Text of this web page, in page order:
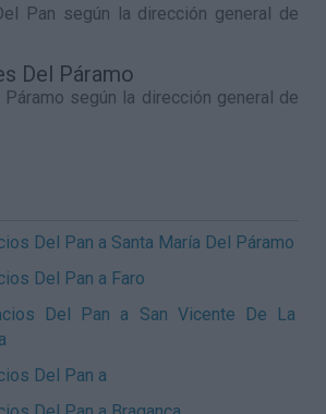
Pan según la dirección general de
Del Páramo
según la dirección general de
Del Pan a Santa María Del Páramo
Del Pan a Faro
Del Pan a San Vicente De La
Del Pan a